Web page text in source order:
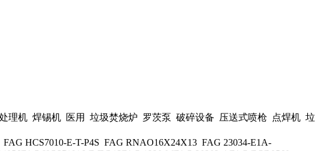
机 焊锡机 医用 垃圾焚烧炉 罗茨泵 破碎设备 压送式喷枪 点焊机 垃
HCS7010-E-T-P4S FAG RNAO16X24X13 FAG 23034-E1A-